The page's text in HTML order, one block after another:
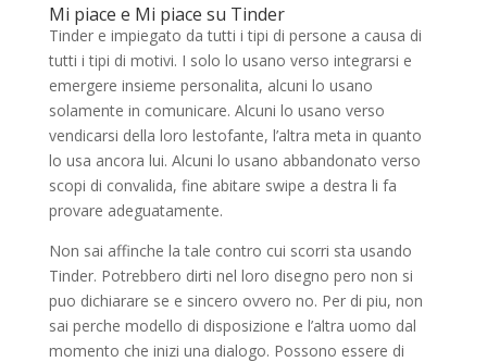
Mi piace e Mi piace su Tinder
Tinder e impiegato da tutti i tipi di persone a causa di
tutti i tipi di motivi. I solo lo usano verso integrarsi e
emergere insieme personalita, alcuni lo usano
solamente in comunicare. Alcuni lo usano verso
vendicarsi della loro lestofante, l’altra meta in quanto
lo usa ancora lui. Alcuni lo usano abbandonato verso
scopi di convalida, fine abitare swipe a destra li fa
provare adeguatamente.
Non sai affinche la tale contro cui scorri sta usando
Tinder. Potrebbero dirti nel loro disegno pero non si
puo dichiarare se e sincero ovvero no. Per di piu, non
sai perche modello di disposizione e l’altra uomo dal
momento che inizi una dialogo. Possono essere di